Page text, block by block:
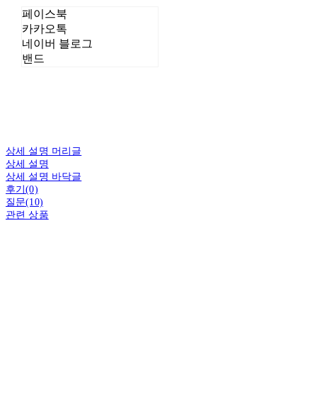
페이스북
카카오톡
네이버 블로그
밴드
상세 설명 머리글
상세 설명
상세 설명 바닥글
후기(0)
질문(10)
관련 상품